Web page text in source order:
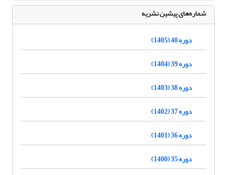
شماره‌های پیشین نشریه
دوره 40 (1405)
دوره 39 (1404)
دوره 38 (1403)
دوره 37 (1402)
دوره 36 (1401)
دوره 35 (1400)